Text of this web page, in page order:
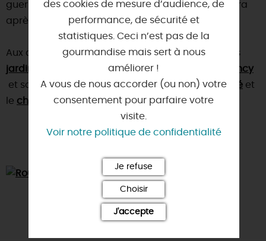
guerre de Cent Ans. En effet, Jeanne d’Arc le délivra
après sa victoire à Orléans.
Aux alentours, nous vous conseillons de visiter : les
jardins de Roquelin
, la cité médiévale de
Beaugency
et son
château, labasilique de Cléry-Saint-André et
le château de Chambord.
des cookies de mesure d’audience, de
performance, de sécurité et
statistiques. Ceci n’est pas de la
gourmandise mais sert à nous
améliorer !
A vous de nous accorder (ou non) votre
consentement pour parfaire votre
visite.
Voir notre politique de confidentialité
Je refuse
Choisir
J'accepte